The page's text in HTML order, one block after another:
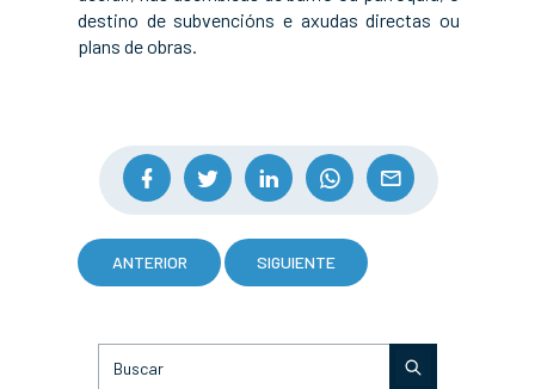
destino de subvencións e axudas directas ou
plans de obras.
ANTERIOR SIGUIENTE